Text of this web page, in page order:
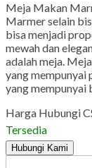
Meja Makan
Marmer selain
bisa menjadi
mewah dan
adalah meja.
yang mempunyai
yang mempunyai
Harga Hubungi
Tersedia
Hubungi Kami